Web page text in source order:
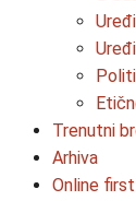
Trenutni
Arhiva
Online first